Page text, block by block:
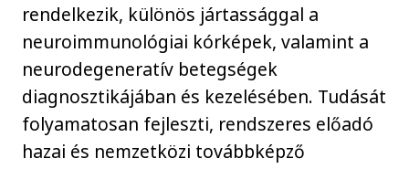
rendelkezik, különös jártassággal a
neuroimmunológiai kórképek, valamint a
neurodegeneratív betegségek
diagnosztikájában és kezelésében. Tudását
folyamatosan fejleszti, rendszeres előadó
hazai és nemzetközi továbbképző